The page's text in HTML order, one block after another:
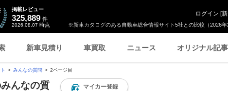
※新車カタログのある自動車総合情報サイト5社との比較（2026年
掲載レビュー
325,889 件
2026.08.07 時点
ログイン [
新車見積り 車買取 ニュース オリジナル記事
みんなの質問 2ページ目
んなの質
マイカー登録